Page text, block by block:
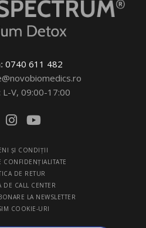
0740 611 482
L-V, 09:00-17:00
ŞI CONDIŢII
CONFIDENŢIALITATE
DE RETUR
DE CALL CENTER
LA NEWSLETTER
COOKIE-URI